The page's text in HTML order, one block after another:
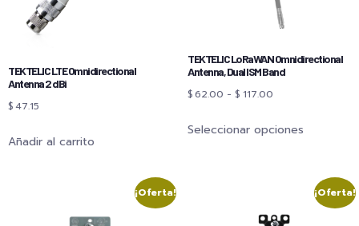
TEKTELIC LTE Omnidirectional
Antenna 2 dBi
$47.15
Añadir al carrito
TEKTELIC LoRaWAN Omnidirectional
Antenna, Dual ISM Band
$62.00 - $ 117.00
Seleccionar opciones
¡Oferta! ¡Oferta!